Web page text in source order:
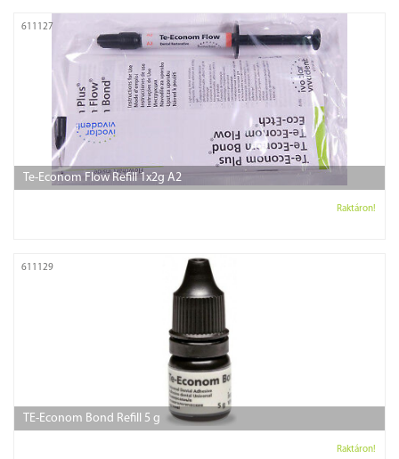
611127
Te-Econom Flow Refill 1x2g A2
Raktáron!
611129
TE-Econom Bond Refill 5 g
Raktáron!